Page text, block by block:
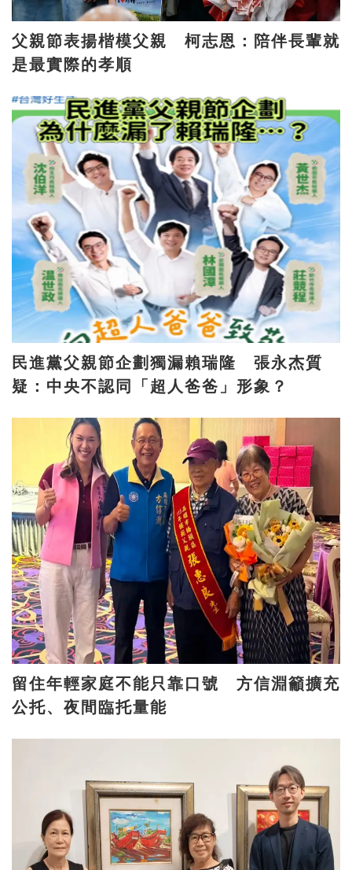
父親節表揚楷模父親 柯志恩：陪伴長輩就
是最實際的孝順
民進黨父親節企劃獨漏賴瑞隆 張永杰質
疑：中央不認同「超人爸爸」形象？
留住年輕家庭不能只靠口號 方信淵籲擴充
公托、夜間臨托量能